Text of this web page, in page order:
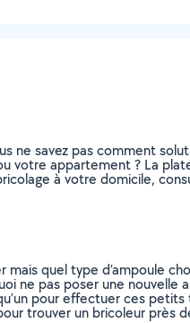
ne savez pas comment
appartement ? La
à votre domicile,
quel type d’ampoule
ne pas poser une
pour effectuer ces
trouver un bricoleur près